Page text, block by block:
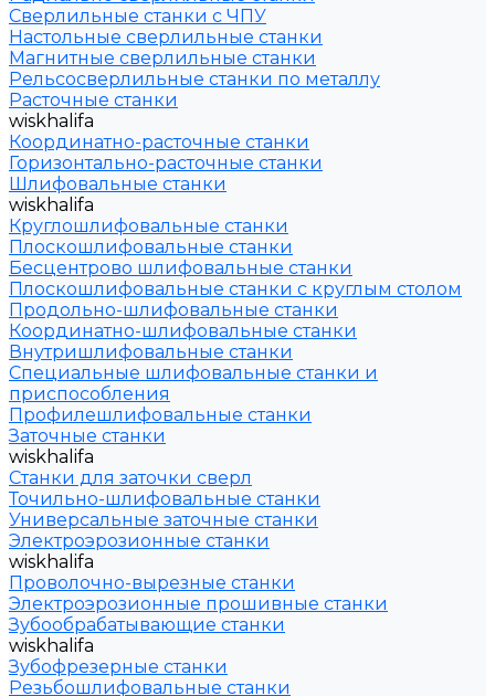
Сверлильные станки с ЧПУ
Настольные сверлильные станки
Магнитные сверлильные станки
Рельсосверлильные станки по металлу
Расточные станки
wiskhalifa
Координатно-расточные станки
Горизонтально-расточные станки
Шлифовальные станки
wiskhalifa
Круглошлифовальные станки
Плоскошлифовальные станки
Бесцентрово шлифовальные станки
Плоскошлифовальные станки с круглым столом
Продольно-шлифовальные станки
Координатно-шлифовальные станки
Внутришлифовальные станки
Специальные шлифовальные станки и
приспособления
Профилешлифовальные станки
Заточные станки
wiskhalifa
Станки для заточки сверл
Точильно-шлифовальные станки
Универсальные заточные станки
Электроэрозионные станки
wiskhalifa
Проволочно-вырезные станки
Электроэрозионные прошивные станки
Зубообрабатывающие станки
wiskhalifa
Зубофрезерные станки
Резьбошлифовальные станки